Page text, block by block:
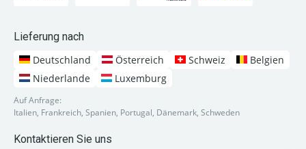
Lieferung nach
Deutschland
Österreich Schweiz
Belgien
Niederlande
Luxemburg
Auf Anfrage:
Italien, Frankreich, Spanien, Portugal, Dänemark, Schweden
Kontaktieren Sie uns